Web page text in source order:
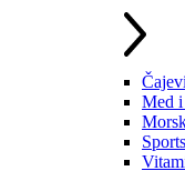
Med i